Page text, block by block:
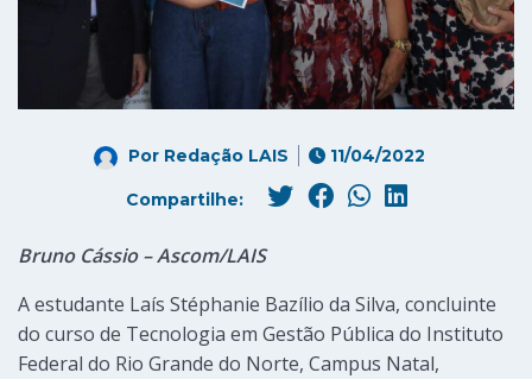
Por Redação LAIS 11/04/2022
Compartilhe:
Bruno Cássio – Ascom/LAIS
A estudante Laís Stéphanie Bazílio da Silva, concluinte
do curso de Tecnologia em Gestão Pública do Instituto
Federal do Rio Grande do Norte, Campus Natal,